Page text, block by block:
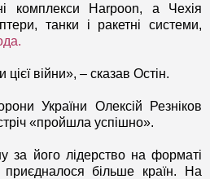
комплекси Harpoon, а Чехія
танки і ракетні системи,
цієї війни», – сказав Остін.
України Олексій Резніков
«пройшла успішно».
за його лідерство на форматі
більше країн. На